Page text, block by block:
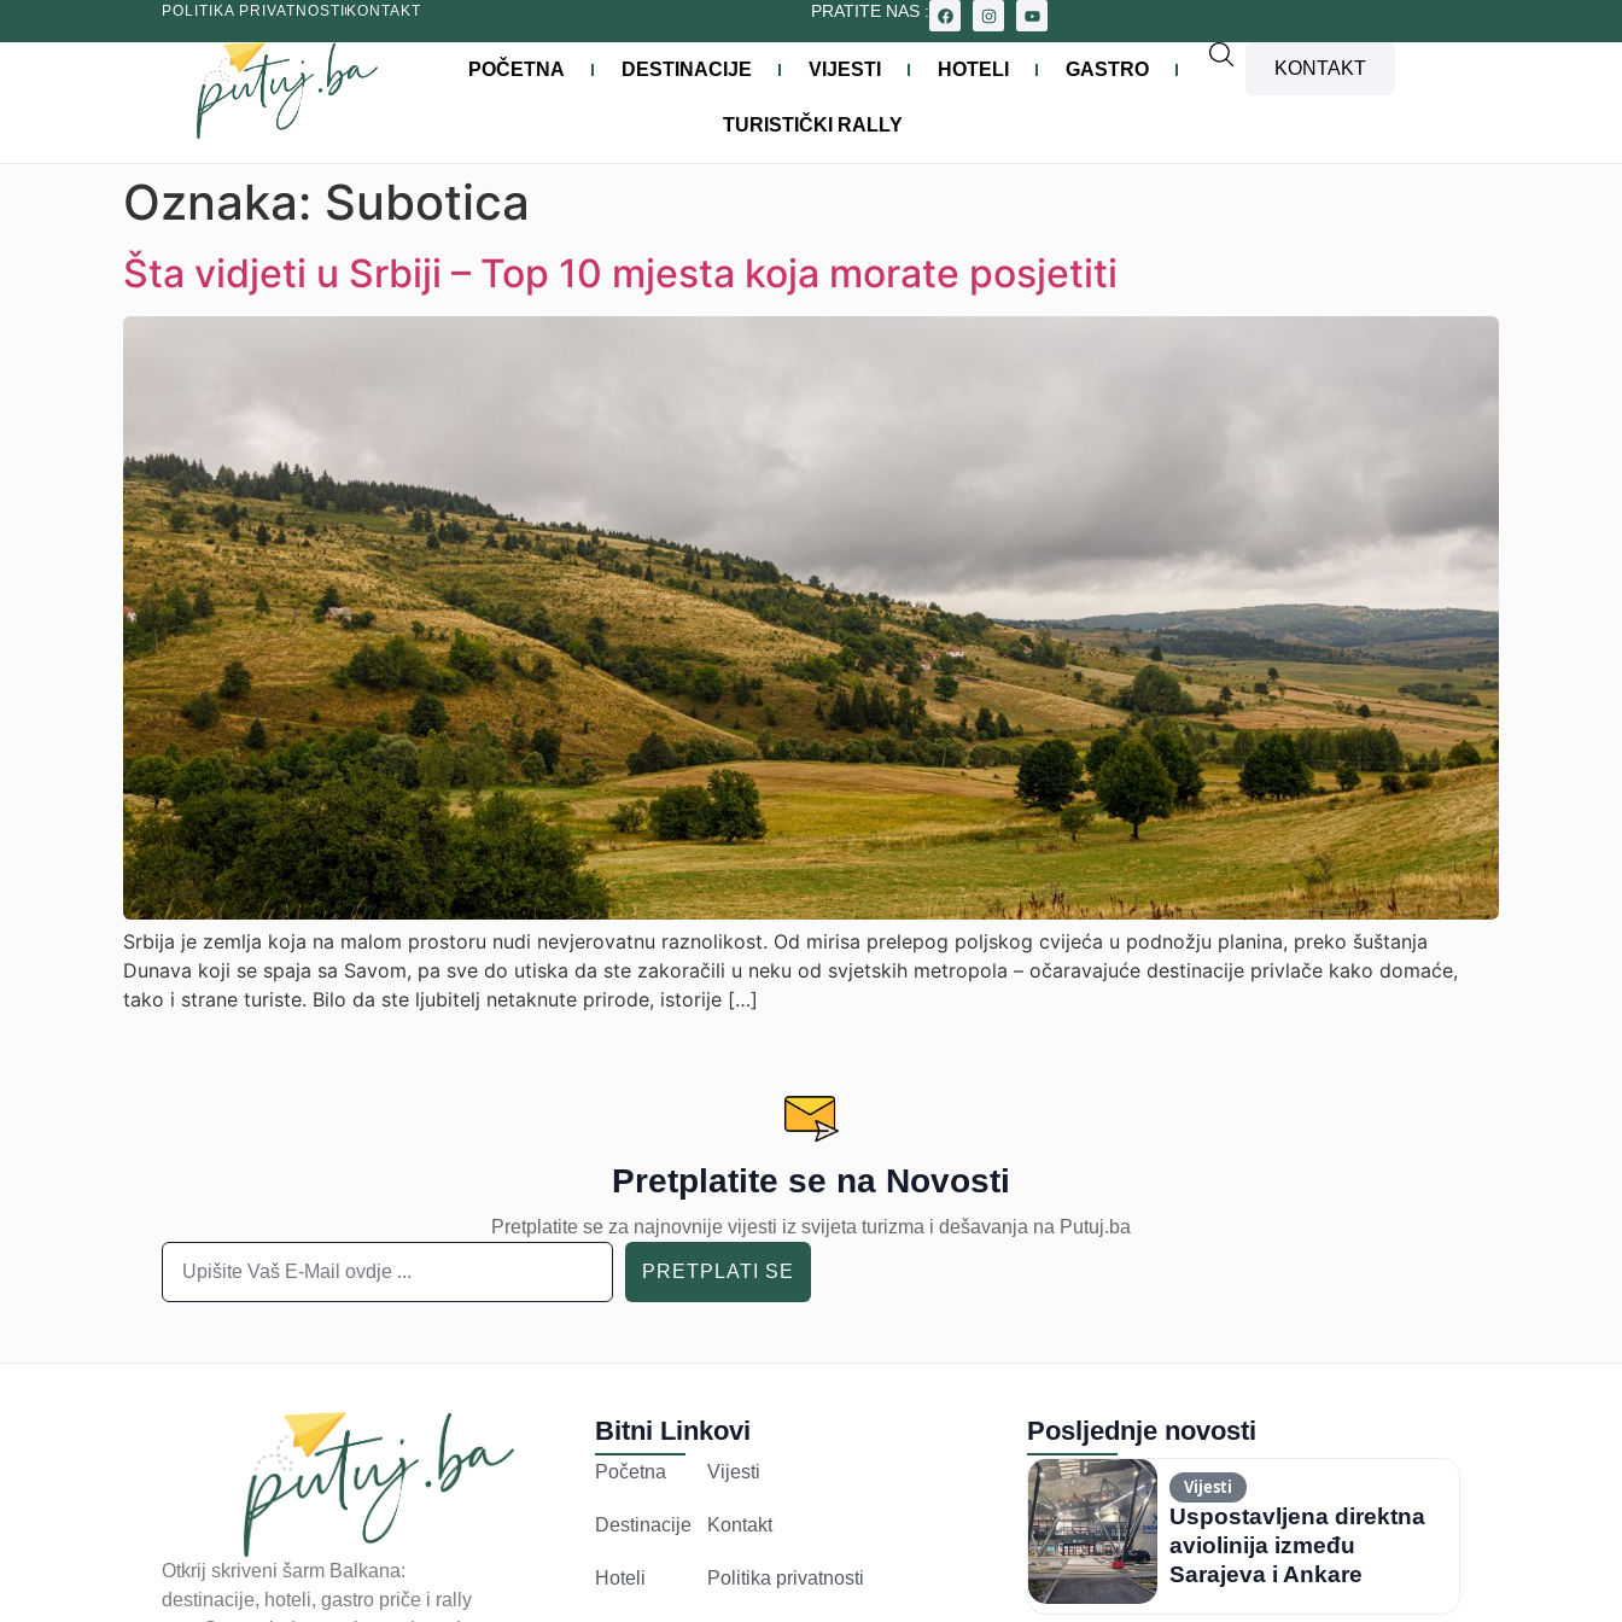
POLITIKA PRIVATNOSTIKONTAKT PRATITE NAS :
POČETNA DESTINACIJE VIJESTI HOTELI GASTRO
TURISTIČKI RALLY
KONTAKT
Oznaka: Subotica
Šta vidjeti u Srbiji – Top 10 mjesta koja morate posjetiti
Srbija je zemlja koja na malom prostoru nudi nevjerovatnu raznolikost. Od mirisa prelepog poljskog cvijeća u podnožju planina, preko šuštanja
Dunava koji se spaja sa Savom, pa sve do utiska da ste zakoračili u neku od svjetskih metropola – očaravajuće destinacije privlače kako domaće,
tako i strane turiste. Bilo da ste ljubitelj netaknute prirode, istorije […]
Pretplatite se na Novosti
Pretplatite se za najnovnije vijesti iz svijeta turizma i dešavanja na Putuj.ba
PRETPLATI SE
Otkrij skriveni šarm Balkana:
destinacije, hoteli, gastro priče i rally
Bitni Linkovi
Početna
Destinacije
Hoteli
Vijesti
Kontakt
Politika privatnosti
Posljednje novosti
Vijesti
Uspostavljena direktna
aviolinija između
Sarajeva i Ankare